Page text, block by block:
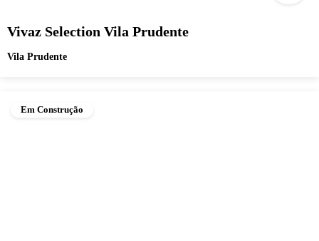
Vivaz Selection Vila Prudente
Vila Prudente
Em Construção